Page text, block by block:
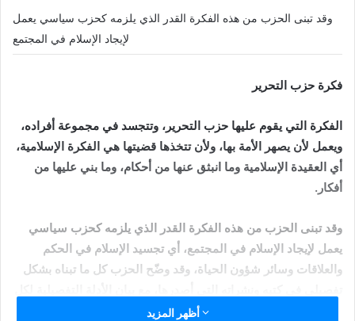
وقد تبنى الحزب من هذه الفكرة القدر الذي يلزمه كحزب سياسي يعمل
لإيجاد الإسلام في المجتمع
فكرة حزب التحرير
الفكرة التي يقوم عليها حزب التحرير، وتتجسد في مجموعة أفراده،
ويعمل لأن يصهر الأمة بها، ولأن تتخذها قضيتها هي الفكرة الإسلامية،
أي العقيدة الإسلامية وما انبثق عنها من أحكام، وما بني عليها من
أفكار.
وقد تبنى الحزب من هذه الفكرة القدر الذي يلزمه كحزب سياسي
يعمل لإيجاد الإسلام في المجتمع، أي تجسيد الإسلام في الحكم
والعلاقات وسائر شؤون الحياة، وقد وضّح الحزب كل ما تبناه بشكل
حكم، ولكل رأي، ولكل فكر، ولكل مفهوم.
أظهر المزيد